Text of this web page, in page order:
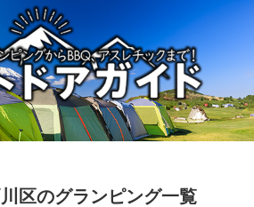
区のグランピング一覧